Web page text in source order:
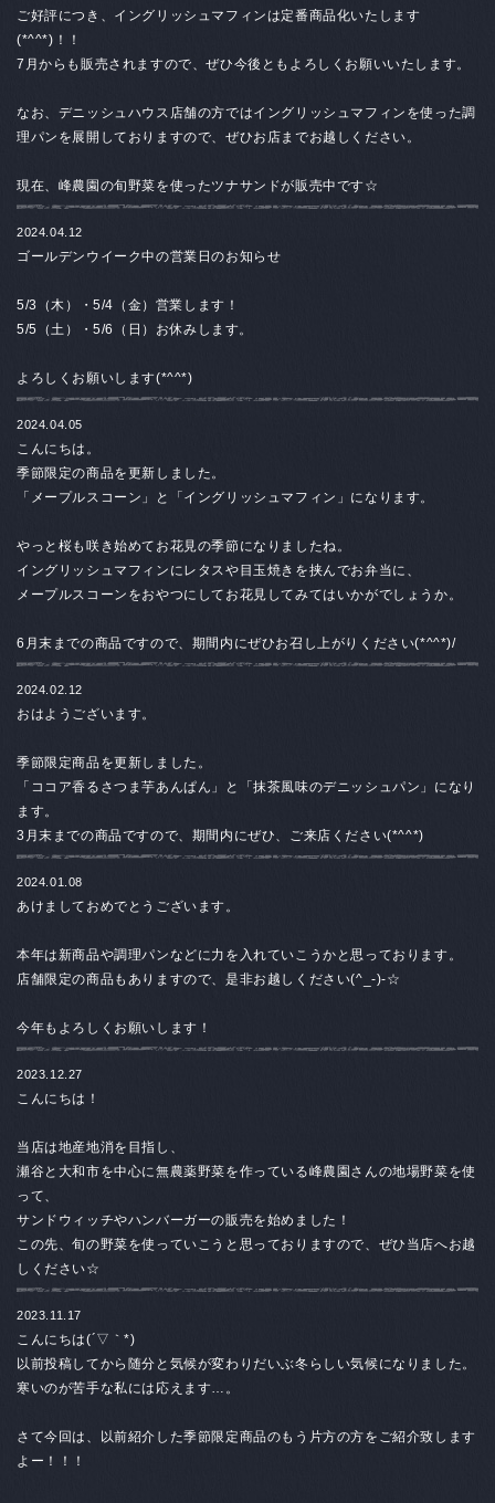
ご好評につき、イングリッシュマフィンは定番商品化いたします
(*^^*)！！
7月からも販売されますので、ぜひ今後ともよろしくお願いいたします。
なお、デニッシュハウス店舗の方ではイングリッシュマフィンを使った調
理パンを展開しておりますので、ぜひお店までお越しください。
現在、峰農園の旬野菜を使ったツナサンドが販売中です☆
2024.04.12
ゴールデンウイーク中の営業日のお知らせ
5/3（木）・5/4（金）営業します！
5/5（土）・5/6（日）お休みします。
よろしくお願いします(*^^*)
2024.04.05
こんにちは。
季節限定の商品を更新しました。
「メープルスコーン」と「イングリッシュマフィン」になります。
やっと桜も咲き始めてお花見の季節になりましたね。
イングリッシュマフィンにレタスや目玉焼きを挟んでお弁当に、
メープルスコーンをおやつにしてお花見してみてはいかがでしょうか。
6月末までの商品ですので、期間内にぜひお召し上がりください(*^^*)/
2024.02.12
おはようございます。
季節限定商品を更新しました。
「ココア香るさつま芋あんぱん」と「抹茶風味のデニッシュパン」になり
ます。
3月末までの商品ですので、期間内にぜひ、ご来店ください(*^^*)
2024.01.08
あけましておめでとうございます。
本年は新商品や調理パンなどに力を入れていこうかと思っております。
店舗限定の商品もありますので、是非お越しください(^_-)-☆
今年もよろしくお願いします！
2023.12.27
こんにちは！
当店は地産地消を目指し、
瀬谷と大和市を中心に無農薬野菜を作っている峰農園さんの地場野菜を使
って、
サンドウィッチやハンバーガーの販売を始めました！
この先、旬の野菜を使っていこうと思っておりますので、ぜひ当店へお越
しください☆
2023.11.17
こんにちは(´▽｀*)
以前投稿してから随分と気候が変わりだいぶ冬らしい気候になりました。
寒いのが苦手な私には応えます…。
さて今回は、以前紹介した季節限定商品のもう片方の方をご紹介致します
よー！！！